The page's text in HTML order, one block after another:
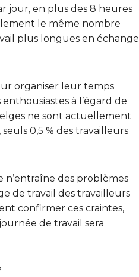
jour, en plus des 8 heures
le même nombre
plus longues en échange
organiser leur temps
à l’égard de
ne sont actuellement
, seuls 0,5 % des travailleurs
n’entraîne des problèmes
de travail des travailleurs
confirmer ces craintes,
de travail sera